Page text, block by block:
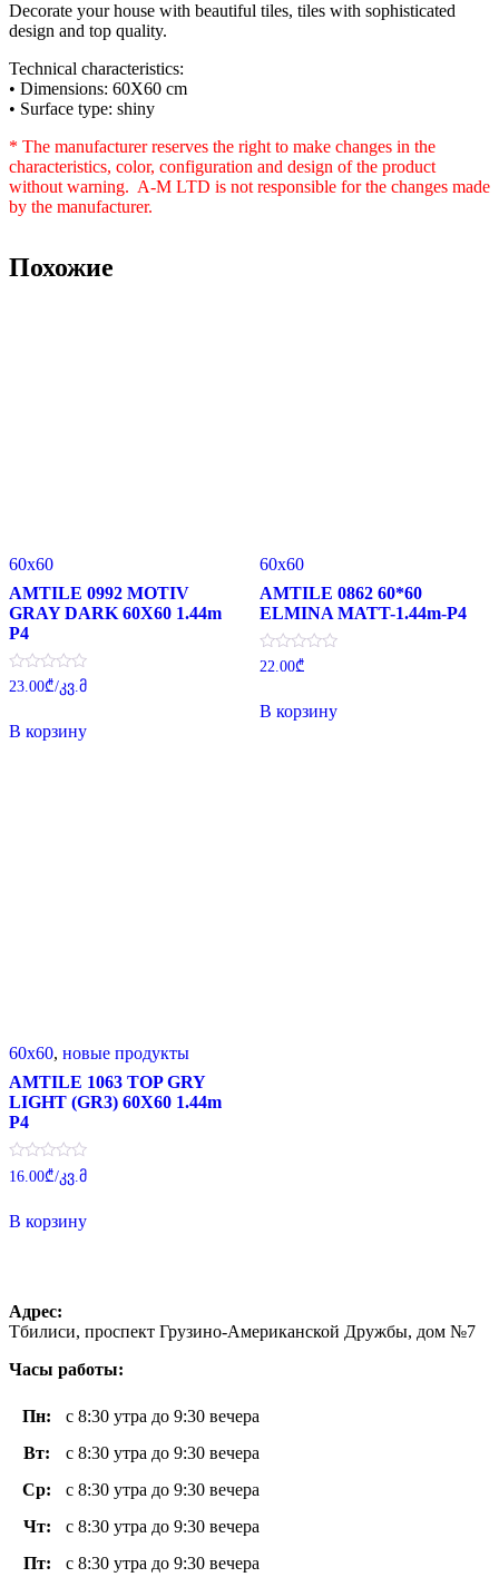
Decorate your house with beautiful tiles, tiles with sophisticated
design and top quality.
Technical characteristics:
• Dimensions: 60X60 cm
• Surface type: shiny
* The manufacturer reserves the right to make changes in the
characteristics, color, configuration and design of the product
without warning. A-M LTD is not responsible for the changes made
by the manufacturer.
Похожие
60x60
AMTILE 0992 MOTIV
GRAY DARK 60X60 1.44m
P4
Оценка
0
5
23.00₾/კვ.მ
В корзину
60x60
AMTILE 0862 60*60
ELMINA MATT-1.44m-P4
Оценка
0
5
22.00₾
В корзину
60x60, новые продукты
AMTILE 1063 TOP GRY
LIGHT (GR3) 60X60 1.44m
P4
Оценка
0
5
16.00₾/კვ.მ
В корзину
Адрес:
Тбилиси, проспект Грузино-Американской Дружбы, дом №7
Часы работы:
Пн:
с 8:30 утра до 9:30 вечера
Вт:
с 8:30 утра до 9:30 вечера
Ср:
с 8:30 утра до 9:30 вечера
Чт:
с 8:30 утра до 9:30 вечера
Пт: с 8:30 утра до 9:30 вечера